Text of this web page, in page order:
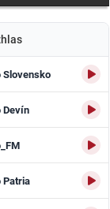
Slovensko
Devín
_FM
Patria